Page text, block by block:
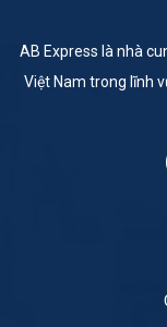
AB Express là nhà
Việt Nam trong lĩnh